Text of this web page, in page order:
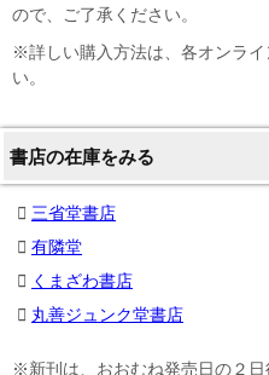
ので、ご了承ください。
※詳しい購入方法は、各オンラ
い。
書店の在庫をみる
三省堂書店
有隣堂
くまざわ書店
丸善ジュンク堂書店
※新刊は、おおむね発売日の２